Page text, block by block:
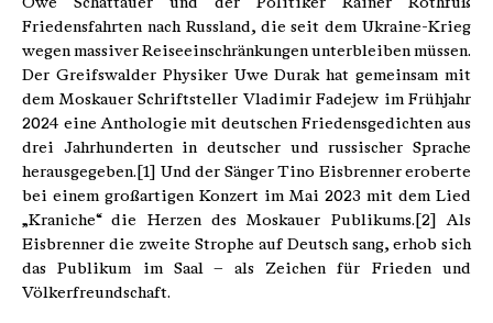
Friedensfahrten nach Russland, die seit dem Ukraine-Krieg
wegen massiver Reiseeinschränkungen unterbleiben müssen.
Der Greifswalder Physiker Uwe Durak hat gemeinsam mit
dem Moskauer Schriftsteller Vladimir Fadejew im Frühjahr
2024 eine Anthologie mit deutschen Friedensgedichten aus
drei Jahrhunderten in deutscher und russischer Sprache
herausgegeben.[1] Und der Sänger Tino Eisbrenner eroberte
bei einem großartigen Konzert im Mai 2023 mit dem Lied
„Kraniche“ die Herzen des Moskauer Publikums.[2] Als
Eisbrenner die zweite Strophe auf Deutsch sang, erhob sich
das Publikum im Saal – als Zeichen für Frieden und
Völkerfreundschaft.